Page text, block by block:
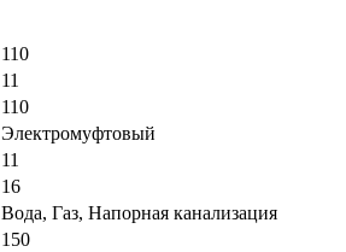
110
11
110
Электромуфтовый
11
16
Вода, Газ, Напорная канализация
150